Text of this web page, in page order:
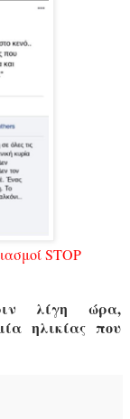
STOP
λίγη ώρα,
ηλικίας που